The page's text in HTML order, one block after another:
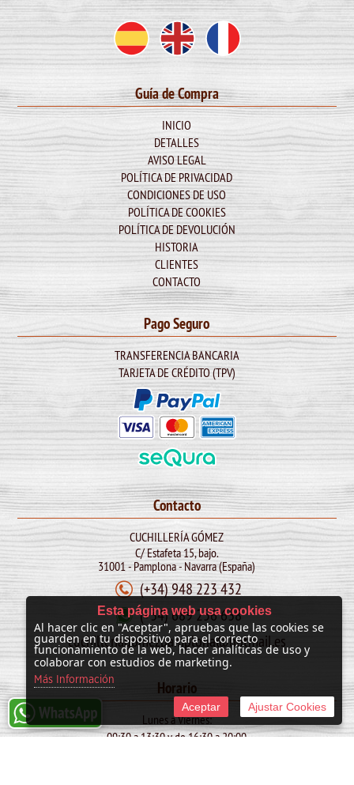
Guía de Compra
INICIO
DETALLES
AVISO LEGAL
POLÍTICA DE PRIVACIDAD
CONDICIONES DE USO
POLÍTICA DE COOKIES
POLÍTICA DE DEVOLUCIÓN
HISTORIA
CLIENTES
CONTACTO
Pago Seguro
TRANSFERENCIA BANCARIA
TARJETA DE CRÉDITO (TPV)
Contacto
CUCHILLERÍA GÓMEZ
C/ Estafeta 15, bajo.
31001 - Pamplona - Navarra (España)
(+34) 948 223 432
(+34) 689 256 638
cuchilleriagomezpamplona@hotmail.es
Horario
Lunes a Viernes:
09:30 a 13:30 y de 16:30 a 20:00
Esta página web usa cookies
Al hacer clic en "Aceptar", apruebas que las cookies se
guarden en tu dispositivo para el correcto
funcionamiento de la web, hacer analíticas de uso y
colaborar con estudios de marketing.
Más Información
Aceptar Ajustar Cookies